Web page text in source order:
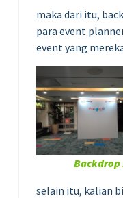
maka dari itu,
para event
event yang
seIain itu, kalian